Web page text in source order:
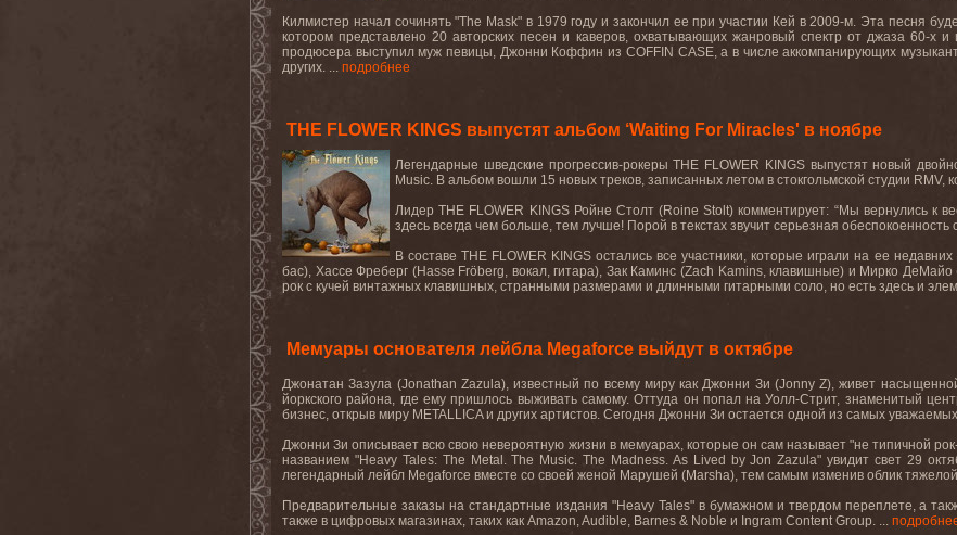
Килмистер начал сочинять "The Mask" в 1979 году и закончил ее при участии Кей в 2009-м. Эта песня
котором представлено 20 авторских песен и каверов, охватывающих жанровый спектр от джаза 60-х
продюсера выступил муж певицы, Джонни Коффин из COFFIN CASE, а в числе аккомпанирующих
других. ... подробнее
THE FLOWER KINGS выпустят альбом ‘Waiting For Miracles' в ноябре
Легендарные шведские прогрессив-рокерыTHE FLOWER KINGS выпустят новый
Music. В альбом вошли 15 новых треков, записанных летом в стокгольмской студии RMV,
ЛидерTHE FLOWER KINGS Ройне Столт (Roine Stolt) комментирует: “Мы вернулись к
здесь всегда чем больше, тем лучше! Порой в текстах звучит серьезная
В составеTHE FLOWER KINGS остались все участники, которые играли на ее
бас), Хассе Фреберг (Hasse Frö berg, вокал, гитара), Зак Каминс (Zach Kamins, клавишные) и Мирко ДеМайо
рок с кучей винтажных клавишных, странными размерами и длинными гитарными соло, но есть здесь и
Мемуары основателя лейбла Megaforce выйдут в октябре
Джонатан Зазула (Jonathan Zazula), известный по всему миру как Джонни Зи (Jonny Z), живет
йоркского района, где ему пришлось выживать самому. Оттуда он попал на Уолл-Стрит, знаменитый
бизнес, открыв миру METALLICA и других артистов. Сегодня Джонни Зи остается одной из самых
Джонни Зи описывает всю свою невероятную жизни в мемуарах, которые он сам называет "не типичной
названием "Heavy Tales: The Metal .The Music. The Madness. As Lived by Jon Zazula"увидит свет 29
легендарный лейбл Megaforce вместе со своей женой Марушей (Marsha), тем самым изменив облик
Предварительные заказы на стандартные издания "Heavy Tales" в бумажном и твердом переплете, а
также в цифровых магазинах, таких как Amazon,Audible, Barnes & Noble и Ingram Content Group. ...